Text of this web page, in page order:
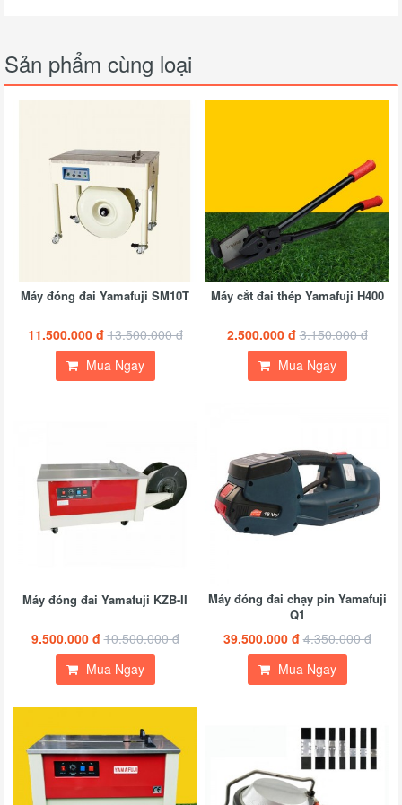
Sản phẩm cùng loại
Máy đóng đai Yamafuji SM10T
11.500.000 đ 13.500.000 đ
Mua Ngay
Máy cắt đai thép Yamafuji H400
2.500.000 đ 3.150.000 đ
Mua Ngay
Máy đóng đai Yamafuji KZB-II
9.500.000 đ 10.500.000 đ
Mua Ngay
Máy đóng đai chạy pin Yamafuji
Q1
39.500.000 đ 4.350.000 đ
Mua Ngay